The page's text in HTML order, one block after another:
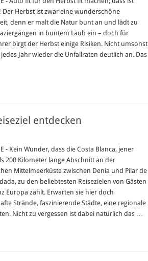
Der Herbst ist zwar eine wunderschöne
denn er malt die Natur bunt an und lädt zu
in buntem Laub ein – doch für
birgt der Herbst einige Risiken. Nicht umsonst
Jahr wieder die Unfallraten deutlich an. Das
entdecken
- Kein Wunder, dass die Costa Blanca, jener
200 Kilometer lange Abschnitt an der
Mittelmeerküste zwischen Denia und Pilar de
zu den beliebtesten Reisezielen von Gästen
Europa zählt. Erwarten sie hier doch
Strände, faszinierende Städte, eine regionale
Nicht zu vergessen ist dabei natürlich das …